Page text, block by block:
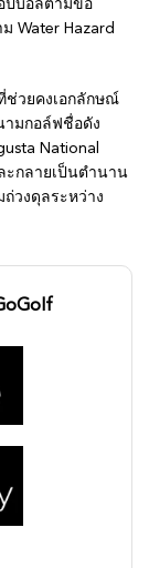
ปบอลตามข้อ
Water Hazard
ช่วยคงเอกลักษณ์
ามกอล์ฟชื่อดัง
National
ะกลายเป็นตำนาน
วงดุลระหว่าง